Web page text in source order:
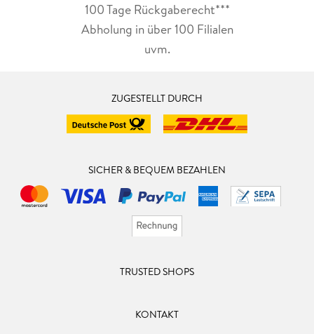
100 Tage Rückgaberecht***
Abholung in über 100 Filialen
uvm.
ZUGESTELLT DURCH
SICHER & BEQUEM BEZAHLEN
TRUSTED SHOPS
KONTAKT